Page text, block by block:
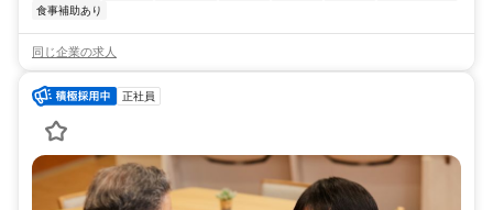
食事補助あり
同じ企業の求人
正社員